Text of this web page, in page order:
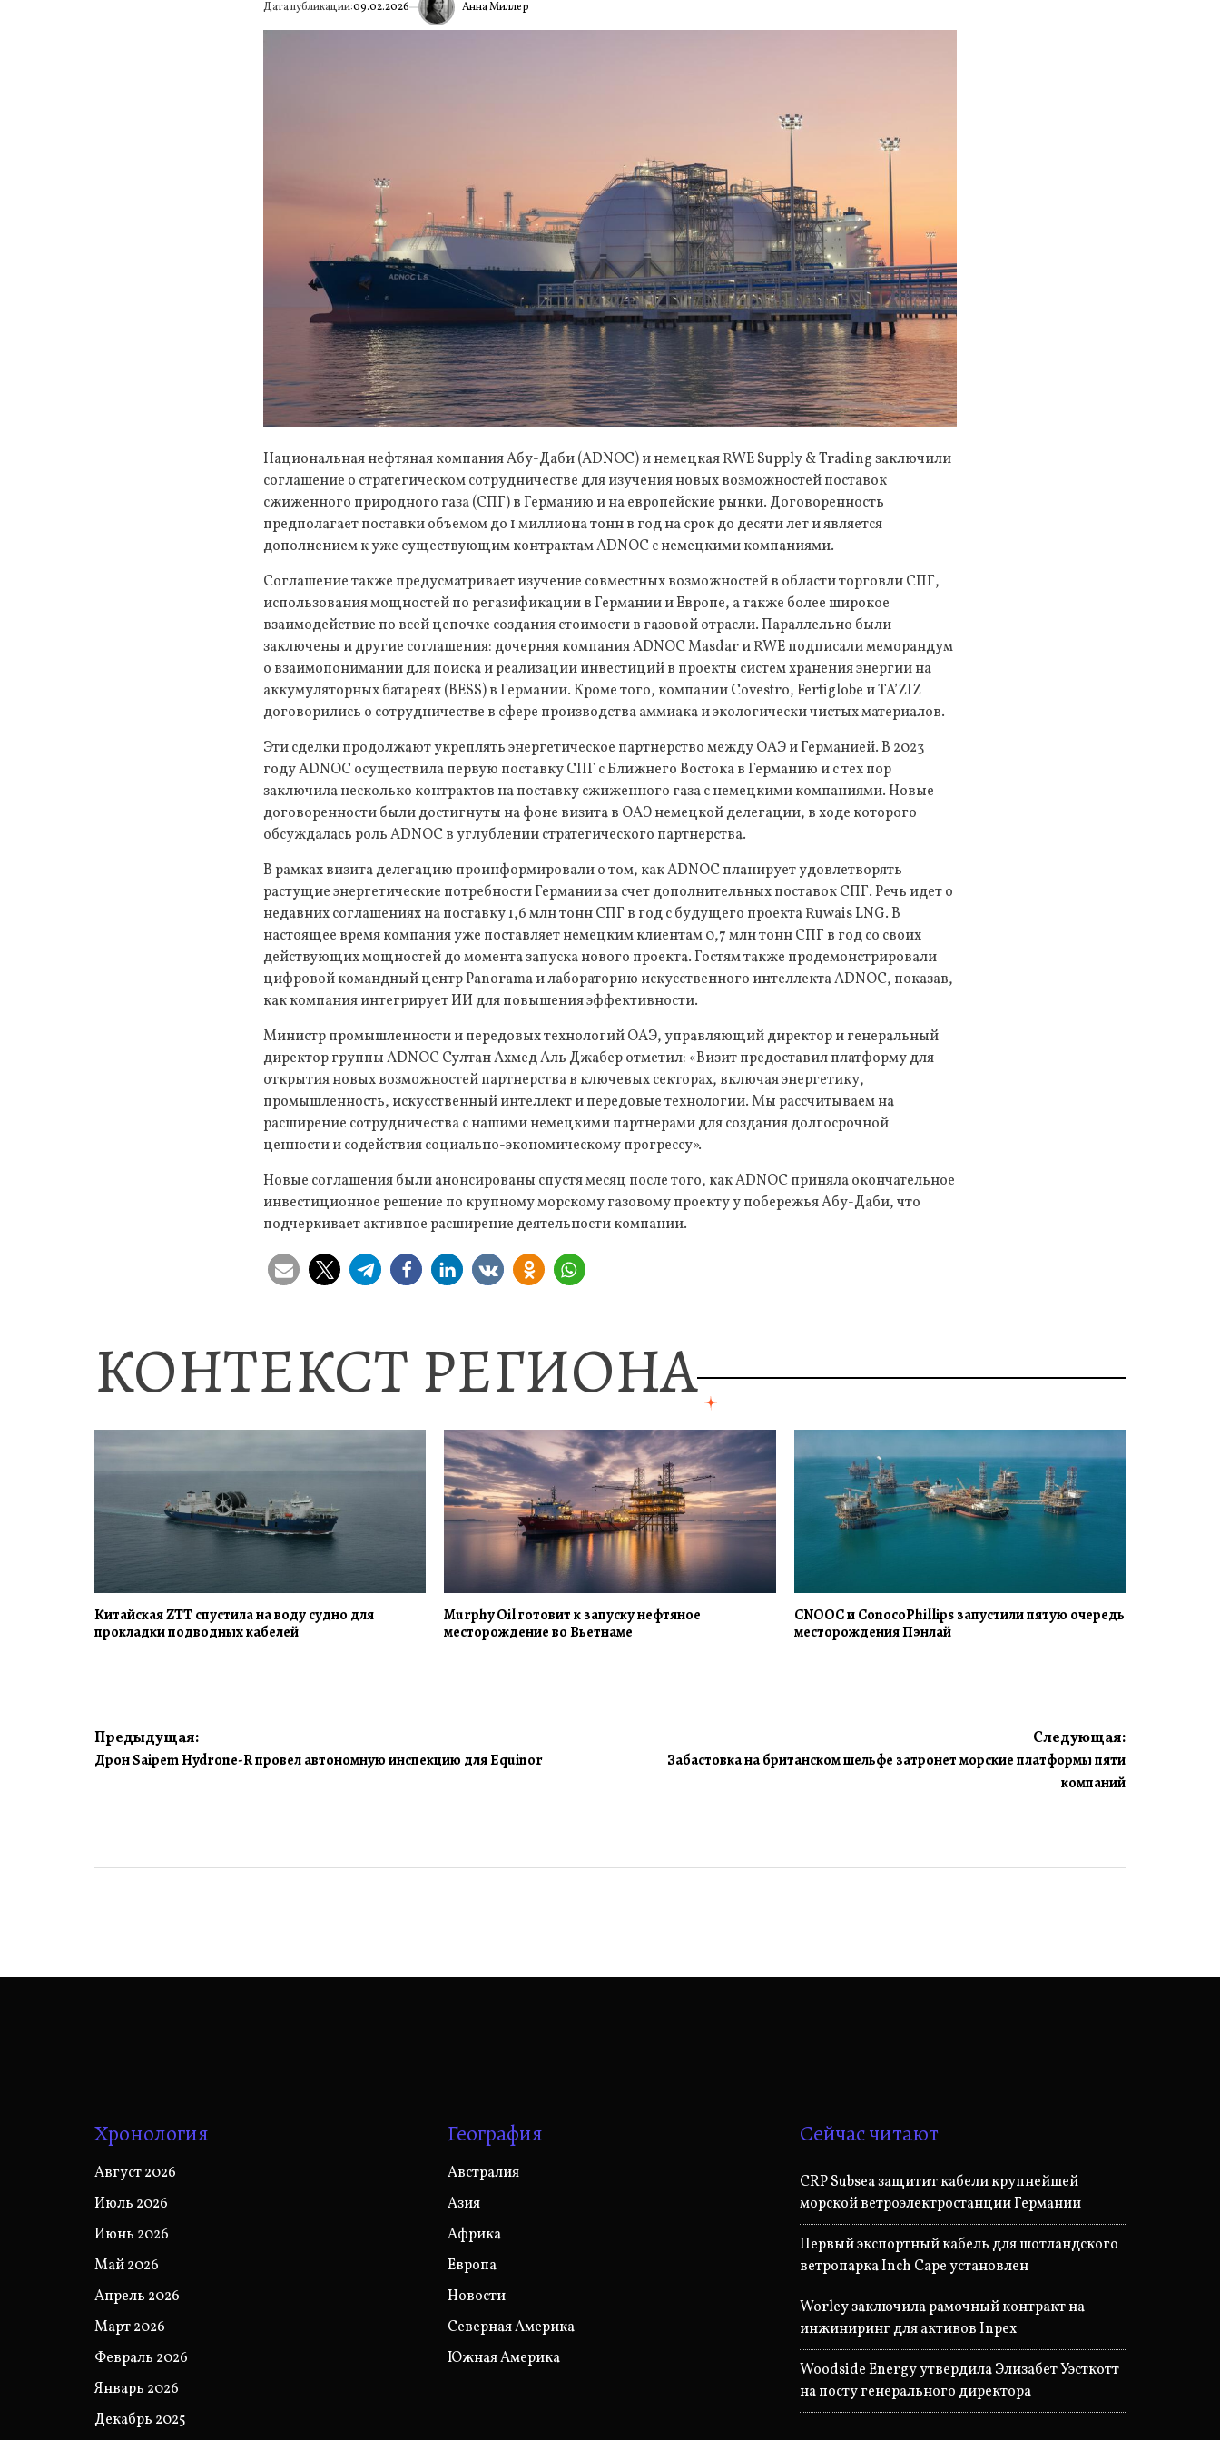
Дата публикации:09.02.2026 ИА Анна Миллер
Национальная нефтяная компания Абу-Даби (ADNOC) и немецкая RWE Supply & Trading заключили
соглашение о стратегическом сотрудничестве для изучения новых возможностей поставок
сжиженного природного газа (СПГ) в Германию и на европейские рынки. Договоренность
предполагает поставки объемом до 1 миллиона тонн в год на срок до десяти лет и является
дополнением к уже существующим контрактам ADNOC с немецкими компаниями.
Соглашение также предусматривает изучение совместных возможностей в области торговли СПГ,
использования мощностей по регазификации в Германии и Европе, а также более широкое
взаимодействие по всей цепочке создания стоимости в газовой отрасли. Параллельно были
заключены и другие соглашения: дочерняя компания ADNOC Masdar и RWE подписали меморандум
о взаимопонимании для поиска и реализации инвестиций в проекты систем хранения энергии на
аккумуляторных батареях (BESS) в Германии. Кроме того, компании Covestro, Fertiglobe и TA’ZIZ
договорились о сотрудничестве в сфере производства аммиака и экологически чистых материалов.
Эти сделки продолжают укреплять энергетическое партнерство между ОАЭ и Германией. В 2023
году ADNOC осуществила первую поставку СПГ с Ближнего Востока в Германию и с тех пор
заключила несколько контрактов на поставку сжиженного газа с немецкими компаниями. Новые
договоренности были достигнуты на фоне визита в ОАЭ немецкой делегации, в ходе которого
обсуждалась роль ADNOC в углублении стратегического партнерства.
В рамках визита делегацию проинформировали о том, как ADNOC планирует удовлетворять
растущие энергетические потребности Германии за счет дополнительных поставок СПГ. Речь идет о
недавних соглашениях на поставку 1,6 млн тонн СПГ в год с будущего проекта Ruwais LNG. В
настоящее время компания уже поставляет немецким клиентам 0,7 млн тонн СПГ в год со своих
действующих мощностей до момента запуска нового проекта. Гостям также продемонстрировали
цифровой командный центр Panorama и лабораторию искусственного интеллекта ADNOC, показав,
как компания интегрирует ИИ для повышения эффективности.
Министр промышленности и передовых технологий ОАЭ, управляющий директор и генеральный
директор группы ADNOC Султан Ахмед Аль Джабер отметил: «Визит предоставил платформу для
открытия новых возможностей партнерства в ключевых секторах, включая энергетику,
промышленность, искусственный интеллект и передовые технологии. Мы рассчитываем на
расширение сотрудничества с нашими немецкими партнерами для создания долгосрочной
ценности и содействия социально-экономическому прогрессу».
Новые соглашения были анонсированы спустя месяц после того, как ADNOC приняла окончательное
инвестиционное решение по крупному морскому газовому проекту у побережья Абу-Даби, что
подчеркивает активное расширение деятельности компании.
КОНТЕКСТ РЕГИОНА
Китайская ZTT спустила на воду судно для
прокладки подводных кабелей
Murphy Oil готовит к запуску нефтяное
месторождение во Вьетнаме
CNOOC и ConocoPhillips запустили пятую очередь
месторождения Пэнлай
Навигация
Предыдущая:
Дрон Saipem Hydrone-R провел автономную инспекцию для Equinor
Следующая:
Забастовка на британском шельфе затронет морские платформы пяти
компаний
Хронология
Август 2026
Июль 2026
Июнь 2026
Май 2026
Апрель 2026
Март 2026
Февраль 2026
Январь 2026
Декабрь 2025
География
Австралия
Азия
Африка
Европа
Новости
Северная Америка
Южная Америка
Сейчас читают
CRP Subsea защитит кабели крупнейшей
морской ветроэлектростанции Германии
Первый экспортный кабель для шотландского
ветропарка Inch Cape установлен
Worley заключила рамочный контракт на
инжиниринг для активов Inpex
Woodside Energy утвердила Элизабет Уэсткотт
на посту генерального директора